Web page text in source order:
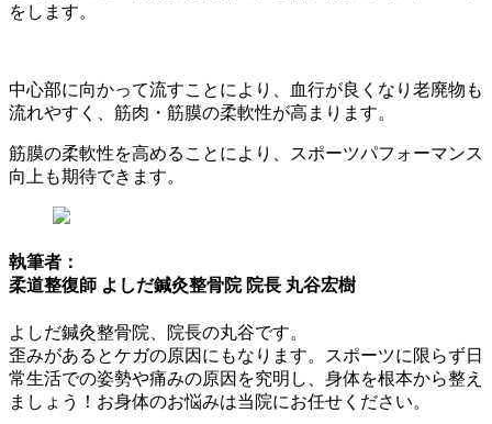
をします。
中心部に向かって流すことにより、血行が良くなり老廃物も
流れやすく、筋肉・筋膜の柔軟性が高まります。
筋膜の柔軟性を高めることにより、スポーツパフォーマンス
向上も期待できます。
執筆者：
柔道整復師 よしだ鍼灸整骨院 院長 丸谷宏樹
よしだ鍼灸整骨院、院長の丸谷です。
歪みがあるとケガの原因にもなります。スポーツに限らず日
常生活での姿勢や痛みの原因を究明し、身体を根本から整え
ましょう！お身体のお悩みは当院にお任せください。